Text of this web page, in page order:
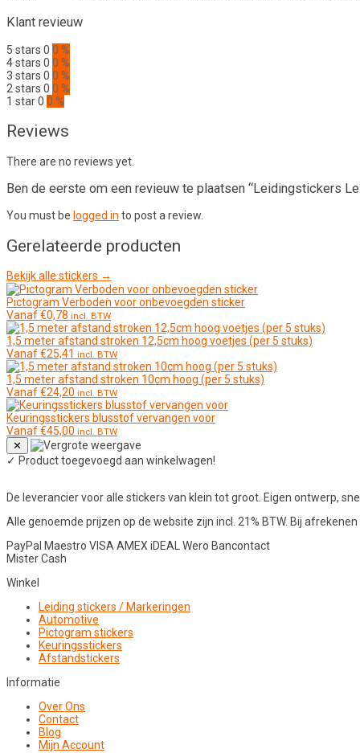
Klant revieuw
5 stars 0 0 %
4 stars 0 0 %
3 stars 0 0 %
2 stars 0 0 %
1 star0 0 %
Reviews
There are no reviews yet.
Ben de eerste om een revieuw te plaatsen “Leidingstickers
You must be logged in to post a review.
Gerelateerde producten
Bekijk alle stickers →
Pictogram Verboden voor onbevoegden sticker
Vanaf€0,78 incl. BTW
1,5 meter afstand stroken 12,5cm hoog voetjes (per 5 stuks)
Vanaf€25,41 incl. BTW
1,5 meter afstand stroken 10cm hoog (per 5 stuks)
Vanaf€24,20 incl. BTW
Keuringsstickers blusstof vervangen voor
Vanaf€45,00 incl. BTW
✕
✓ Product toegevoegd aan winkelwagen!
De leverancier voor alle stickers van klein tot groot. Eigen ontwerp,
Alle genoemde prijzen op de website zijn incl. 21% BTW. Bij
PayPal Maestro VISA AMEX iDEAL Wero Bancontact
Mister Cash
Winkel
Leiding stickers / Markeringen
Automotive
Pictogram stickers
Keuringsstickers
Afstandstickers
Informatie
Over Ons
Contact
Blog
Mijn Account